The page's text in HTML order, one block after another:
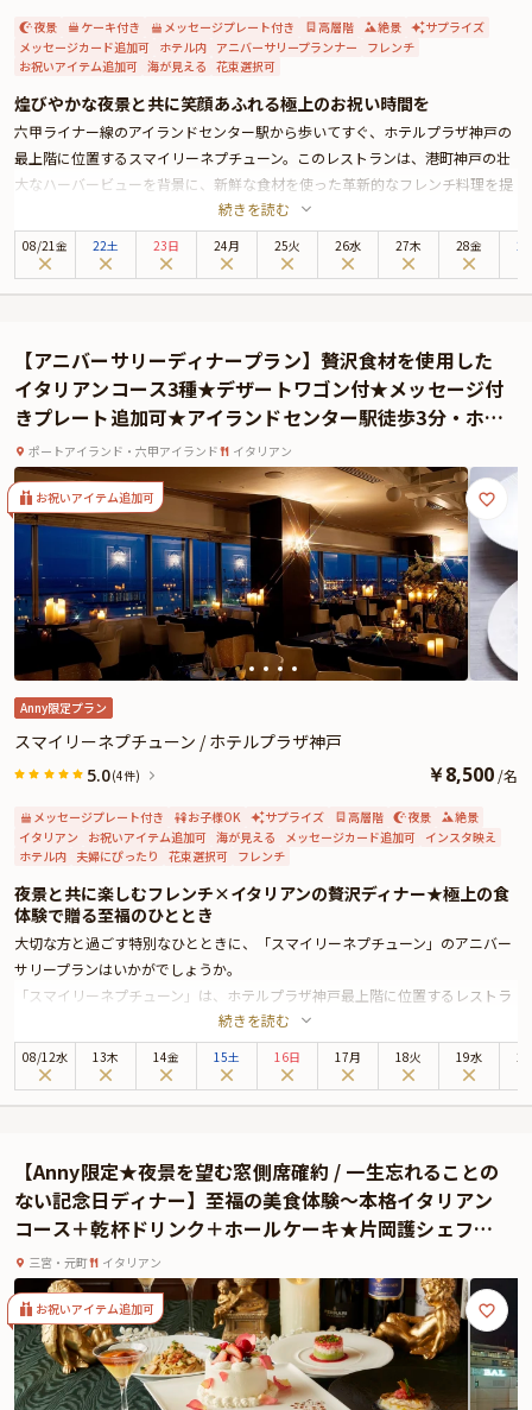
夜景 ケーキ付き メッセージプレート付き 高層階 絶景
サプライズ
メッセージカード追加可 ホテル内 アニバーサリープランナー
フレンチ
お祝いアイテム追加可 海が見える 花束選択可
煌びやかな夜景と共に笑顔あふれる極上のお祝い時間を
六甲ライナー線のアイランドセンター駅から歩いてすぐ、ホテルプラザ神戸の
最上階に位置するスマイリーネプチューン。このレストランは、港町神戸の壮
大なハーバービューを背景に、新鮮な食材を使った革新的なフレンチ料理を提
供しています。大きな窓からは海と空が一望でき、訪れるすべてのゲストに特
別な時間を約束します。
本プランでご用意するディナーコースは、革新的なフランス料理が楽しめる
えます。
さらに、専属のパティシエがご希望に合わせた特別なデザートプレートをご用
意いたします。ホールケーキやキャラクターデザインにも対応可能で、お二人
の大切な思い出をスイーツとして表現することができます。ご希望のメッセー
ジを添えた心を込めたオーダーメイドのデザートが、感動的なひとときをより
特別なものに演出いたします。
※シンデレラ城等のサイズの大きいデザートプレートは追加料金が発生いたし
「突然素敵なレストランに招待したら、アニバーサリーのサプライズがバレて
しまうのではないか？」とご不安になることもあると思います。バレない仕掛
けをご提案できますので、Q&Aもご覧のうえ、ぜひご予約・ご相談ください。
また、宿泊をご希望の場合もお手伝いが可能ですのでお気軽にご相談くださ
い。
続きを読む
08/21金 22土 23日 24月 25火 26水 27木 28金
【アニバーサリーディナープラン】贅沢食材を使用した
イタリアンコース3種★デザートワゴン付★メッセージ付
きプレート追加可★アイランドセンター駅徒歩3分・ホテ
ルプラザ神戸最上階★バーバービューで彩る特別な夜
ポートアイランド・六甲アイランド イタリアン
お祝いアイテム追加可
Anny限定プラン
スマイリーネプチューン / ホテルプラザ神戸
5.0(4件) ￥8,500 /名
メッセージプレート付き お子様OK サプライズ 高層階 夜景
絶景
イタリアン
お祝いアイテム追加可 海が見える メッセージカード追加可 インスタ映え
ホテル内 夫婦にぴったり 花束選択可 フレンチ
夜景と共に楽しむフレンチ×イタリアンの贅沢ディナー★極上の食
体験で贈る至福のひととき
大切な方と過ごす特別なひとときに、「スマイリーネプチューン」のアニバー
サリープランはいかがでしょうか。
「スマイリーネプチューン」は、ホテルプラザ神戸最上階に位置するレストラ
ン。ホテル最上階から望む神戸の夜景が、お祝いのひとときをより印象深く彩
ります。こちらで味わえるのは、フレンチの技法とイタリアンの感性を融合さ
せた華やかな料理。洗練されながらも肩肘張らずに過ごせる空間で、記念日や
しょう。
お食事は、イタリアンの魅力を存分に味わえる3種類のコースをご用意。は、
鮮魚料理を中心に国産牛フィレ肉も楽しめる「Mare（マーレ）」、甘海老や黒
毛和牛など選び抜かれた食材を丁寧に紡いだ「Linea（リネア）」、キャビア
やオマール海老、黒毛和牛などの贅沢な食材をふんだんに使用した「Oltre（オ
ルトレ）」など、特別な日にふさわしい至福の美食体験をお届けします。
コースの締めくくりには、季節のスイーツが並ぶ華やかなスイーツワゴンをご
用意。まるでスイーツビュッフェのような演出が、記念日の余韻をより甘く彩
ります。ご希望の方にはメッセージ付きプレートもご用意できますので、サプ
続きを読む
08/12水 13木 14金 15土 16日 17月 18火 19水
【Anny限定★夜景を望む窓側席確約 / 一生忘れることの
ない記念日ディナー】至福の美食体験〜本格イタリアン
コース＋乾杯ドリンク＋ホールケーキ★片岡護シェフ監
修の名店 / 元町駅徒歩5分
三宮・元町 イタリアン
お祝いアイテム追加可